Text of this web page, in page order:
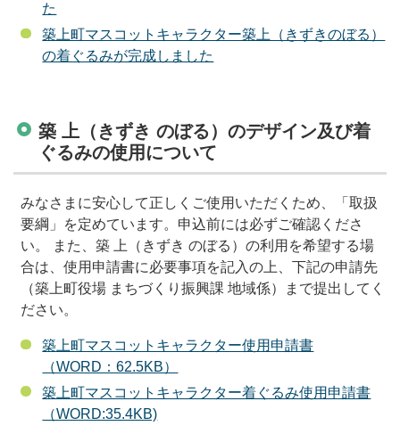
た
築上町マスコットキャラクター築上（きずきのぼる）
の着ぐるみが完成しました
築 上（きずき のぼる）のデザイン及び着
ぐるみの使用について
みなさまに安心して正しくご使用いただくため、「取扱
要綱」を定めています。申込前には必ずご確認くださ
い。 また、築 上（きずき のぼる）の利用を希望する場
合は、使用申請書に必要事項を記入の上、下記の申請先
（築上町役場 まちづくり振興課 地域係）まで提出してく
ださい。
築上町マスコットキャラクター使用申請書
（WORD：62.5KB）
築上町マスコットキャラクター着ぐるみ使用申請書
（WORD:35.4KB)